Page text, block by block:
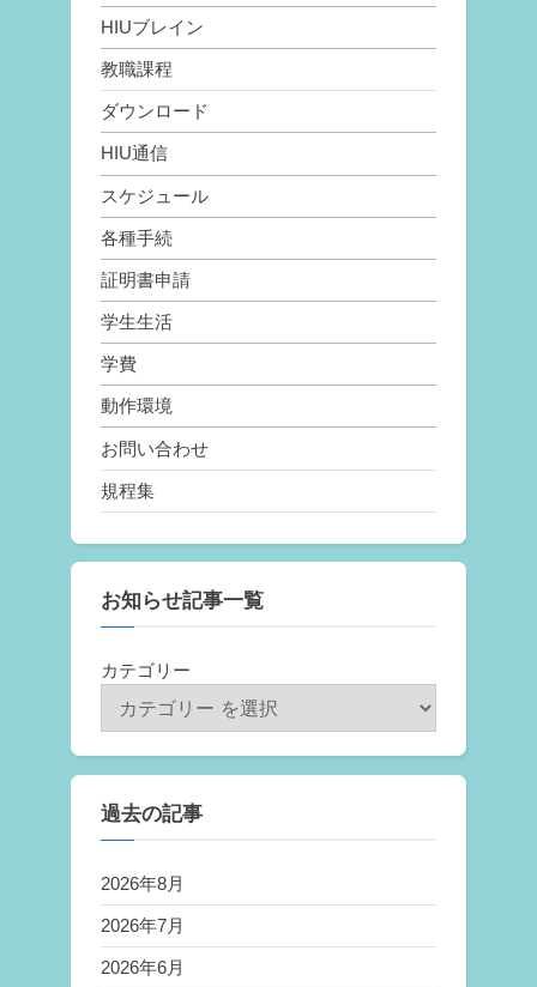
HIUブレイン
教職課程
ダウンロード
HIU通信
スケジュール
各種手続
証明書申請
学生生活
学費
動作環境
お問い合わせ
規程集
お知らせ記事一覧
カテゴリー
過去の記事
2026年8月
2026年7月
2026年6月